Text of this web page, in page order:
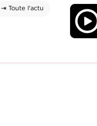
⇥ Toute l'actu